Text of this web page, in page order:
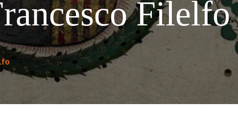
Filelfo